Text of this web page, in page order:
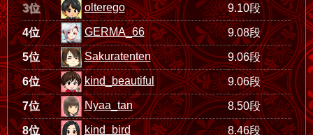
3位 olterego 9.10段
4位 GERMA_66 9.08段
5位 Sakuratenten 9.06段
6位 kind_beautiful 9.06段
7位 Nyaa_tan 8.50段
8位 kind_bird 8.46段